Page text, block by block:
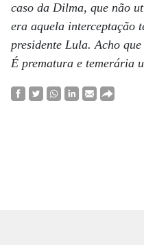
caso da Dilma, que não
era aquela interceptação
presidente Lula. Acho
É prematura e temerária